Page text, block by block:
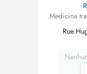
Medicina
Rue